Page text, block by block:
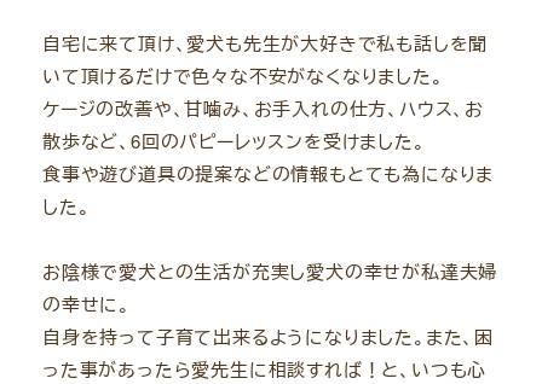
自宅に来て頂け、愛犬も先生が大好きで私も話しを聞
いて頂けるだけで色々な不安がなくなりました。
ケージの改善や、甘噛み、お手入れの仕方、ハウス、お
散歩など、6回のパピーレッスンを受けました。
食事や遊び道具の提案などの情報もとても為になりま
した。
お陰様で愛犬との生活が充実し愛犬の幸せが私達夫婦
の幸せに。
自身を持って子育て出来るようになりました。また、困
った事があったら愛先生に相談すれば！と、いつも心